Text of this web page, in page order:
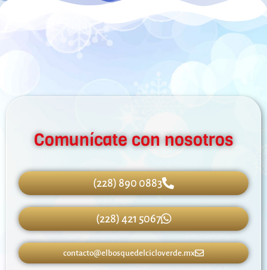
Comunícate con nosotros
(228) 890 0883
(228) 421 5067
contacto@elbosquedelcicloverde.mx